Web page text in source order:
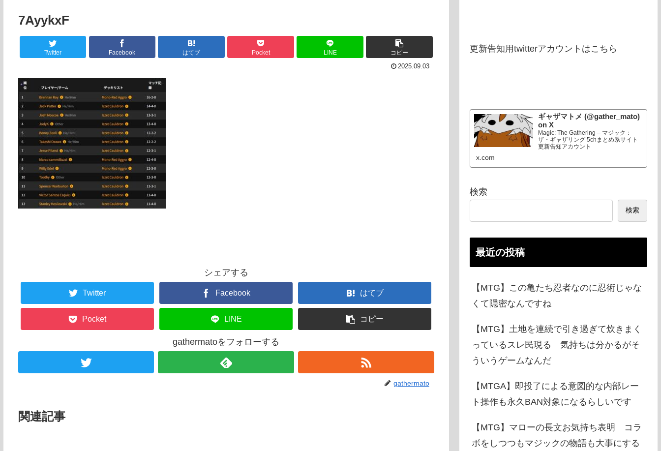
7AyykxF
Twitter Facebook はてブ Pocket LINE コピー
2025.09.03
シェアする
Twitter Facebook はてブ
Pocket LINE コピー
gathermatoをフォローする
gathermato
関連記事
更新告知用twitterアカウントはこちら
ギャザマトメ (@gather_mato)
on X
Magic: The Gathering – マジック：
ザ・ギャザリング 5chまとめ系サイト
更新告知アカウント
x.com
検索
検索
最近の投稿
【MTG】この亀たち忍者なのに忍術じゃな
くて隠密なんですね
【MTG】土地を連続で引き過ぎて炊きまく
っているスレ民現る 気持ちは分かるがそ
ういうゲームなんだ
【MTGA】即投了による意図的な内部レー
ト操作も永久BAN対象になるらしいです
【MTG】マローの長文お気持ち表明 コラ
ボをしつつもマジックの物語も大事にする